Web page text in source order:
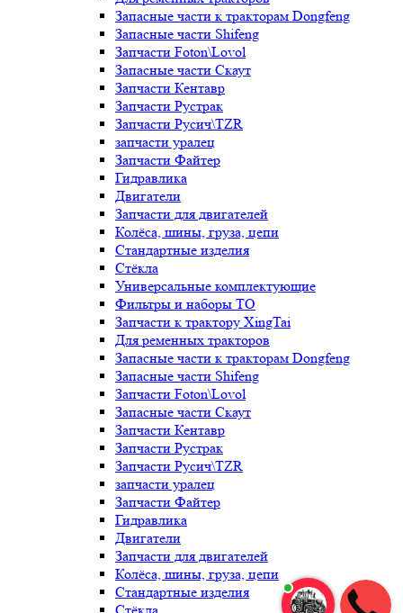
Запасные части к тракторам Dongfeng
Запасные части Shifeng
Запчасти Foton\Lovol
Запасные части Скаут
Запчасти Кентавр
Запчасти Рустрак
Запчасти Русич\TZR
запчасти уралец
Запчасти Файтер
Гидравлика
Двигатели
Запчасти для двигателей
Колёса, шины, груза, цепи
Стандартные изделия
Стёкла
Универсальные комплектующие
Фильтры и наборы ТО
Запчасти к трактору XingTai
Для ременных тракторов
Запасные части к тракторам Dongfeng
Запасные части Shifeng
Запчасти Foton\Lovol
Запасные части Скаут
Запчасти Кентавр
Запчасти Рустрак
Запчасти Русич\TZR
запчасти уралец
Запчасти Файтер
Гидравлика
Двигатели
Запчасти для двигателей
Колёса, шины, груза, цепи
Стандартные изделия